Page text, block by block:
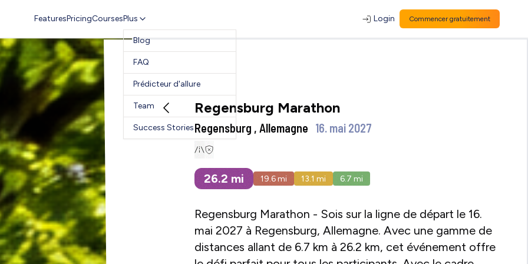
FeaturesPricingCoursesPlus
Blog
FAQ
Prédicteur d'allure
Team
Success Stories
Login Commencer gratuitement
Regensburg Marathon
Regensburg , Allemagne 16. mai 2027
26.2 mi 19.6mi 13.1 mi 6.7 mi
Regensburg Marathon - Sois sur la ligne de départ le 16.
mai 2027 à Regensburg, Allemagne. Avec une gamme de
distances allant de 6.7 km à 26.2 km, cet événement offre